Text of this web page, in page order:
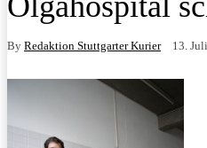
By Redaktion Stuttgarter Kurier 13.